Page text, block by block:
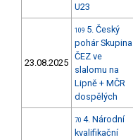
U23
23.08.2025
109 5. Český
pohár Skupina
ČEZ ve
slalomu na
Lipně + MČR
dospělých
70 4. Národní
kvalifikační